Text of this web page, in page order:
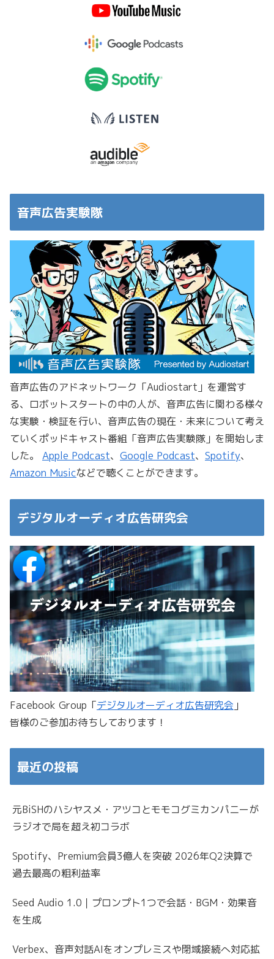
音声広告実験隊
音声広告のアドネットワーク「Audiostart」を運営す
る、ロボットスタートの中の人が、音声広告に関わる様々
な実験・検証を行い、音声広告の現在・未来について考え
ていくポッドキャスト番組「音声広告実験隊」を開始しま
した。 Apple Podcast、 Google Podcast、 Spotify、
Amazon Musicなどで聴くことができます。
デジタルオーディオ広告研究会
Facebook Group「デジタルオーディオ広告研究会 」
皆様のご参加お待ちしております！
最近の投稿
元BiSHのハシヤスメ・アツコとモモコグミカンパニーが
ラジオで局を超え初コラボ
Spotify、Premium会員3億人を突破 2026年Q2決算で
過去最高の粗利益率
Seed Audio 1.0｜プロンプト1つで会話・BGM・効果音
を生成
Verbex、音声対話AIをオンプレミスや閉域接続へ対応拡